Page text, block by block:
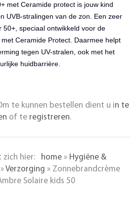
met Ceramide protect is jouw kind
UVB-stralingen van de zon. Een zeer
50+, speciaal ontwikkeld voor de
Ceramide Protect. Daarmee helpt
tegen UV-stralen, ook met het
huidbarrière.
te kunnen bestellen dient u in te
of te registreren.
zich hier: home » Hygiëne &
»Verzorging » Zonnebrandcrème
Solaire kids 50